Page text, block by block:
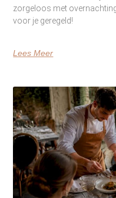
zorgeloos met
voor je geregeld!
Lees Meer